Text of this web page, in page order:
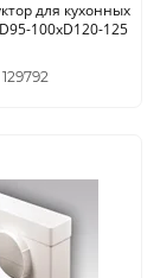
100хD120-125